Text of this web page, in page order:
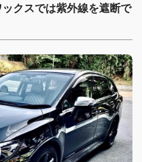
クスでは紫外線を遮断で